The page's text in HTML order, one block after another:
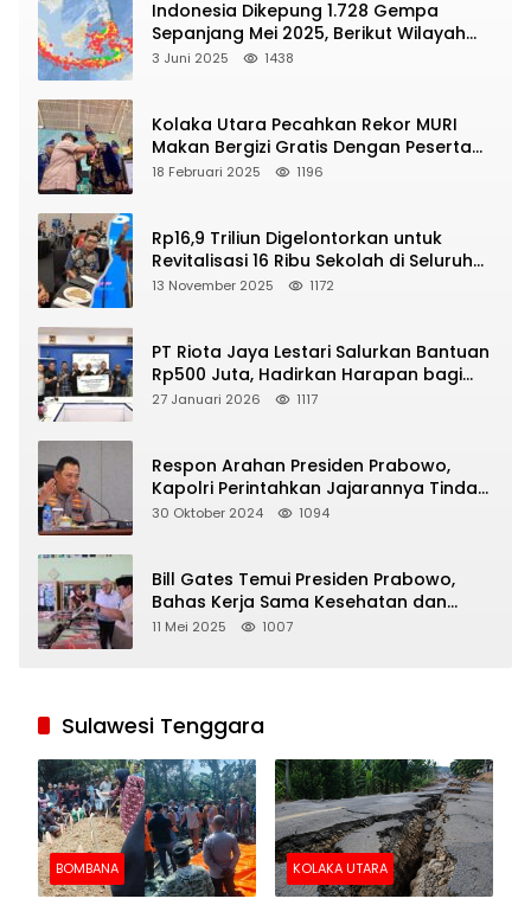
Indonesia Dikepung 1.728 Gempa
Sepanjang Mei 2025, Berikut Wilayah
Yang Intens Diguncang!
3 Juni 2025 1438
Kolaka Utara Pecahkan Rekor MURI
Makan Bergizi Gratis Dengan Peserta
Terbanyak
18 Februari 2025 1196
Rp16,9 Triliun Digelontorkan untuk
Revitalisasi 16 Ribu Sekolah di Seluruh
Indonesia
13 November 2025 1172
PT Riota Jaya Lestari Salurkan Bantuan
Rp500 Juta, Hadirkan Harapan bagi
Korban Bencana di Sumatera
27 Januari 2026 1117
Respon Arahan Presiden Prabowo,
Kapolri Perintahkan Jajarannya Tindak
Tegas Pelaku Judi Online
30 Oktober 2024 1094
Bill Gates Temui Presiden Prabowo,
Bahas Kerja Sama Kesehatan dan
Program Makan Bergizi Gratis
11 Mei 2025 1007
Sulawesi Tenggara
BOMBANA KOLAKA UTARA